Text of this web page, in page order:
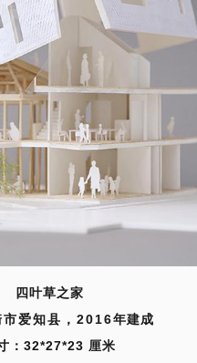
四叶草之家
爱知县，2016年建成
：32*27*23 厘米